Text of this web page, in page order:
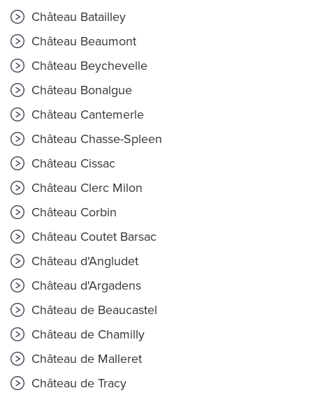
Château Batailley
Château Beaumont
Château Beychevelle
Château Bonalgue
Château Cantemerle
Château Chasse-Spleen
Château Cissac
Château Clerc Milon
Château Corbin
Château Coutet Barsac
Château d'Angludet
Château d'Argadens
Château de Beaucastel
Château de Chamilly
Château de Malleret
Château de Tracy